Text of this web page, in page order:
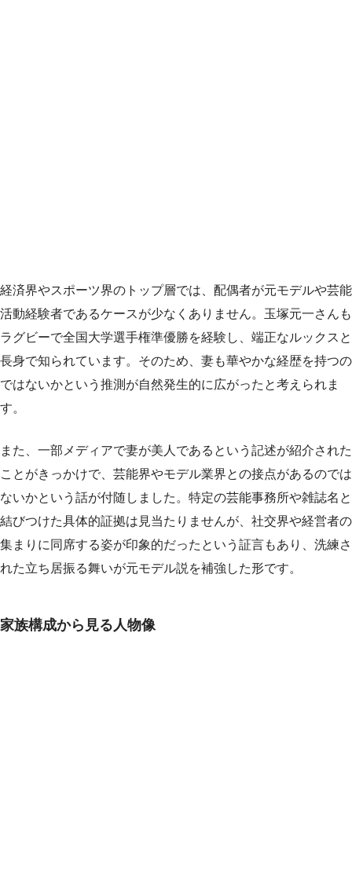
経済界やスポーツ界のトップ層では、配偶者が元モデルや芸能
活動経験者であるケースが少なくありません。玉塚元一さんも
ラグビーで全国大学選手権準優勝を経験し、端正なルックスと
長身で知られています。そのため、妻も華やかな経歴を持つの
ではないかという推測が自然発生的に広がったと考えられま
す。
また、一部メディアで妻が美人であるという記述が紹介された
ことがきっかけで、芸能界やモデル業界との接点があるのでは
ないかという話が付随しました。特定の芸能事務所や雑誌名と
結びつけた具体的証拠は見当たりませんが、社交界や経営者の
集まりに同席する姿が印象的だったという証言もあり、洗練さ
れた立ち居振る舞いが元モデル説を補強した形です。
家族構成から見る人物像